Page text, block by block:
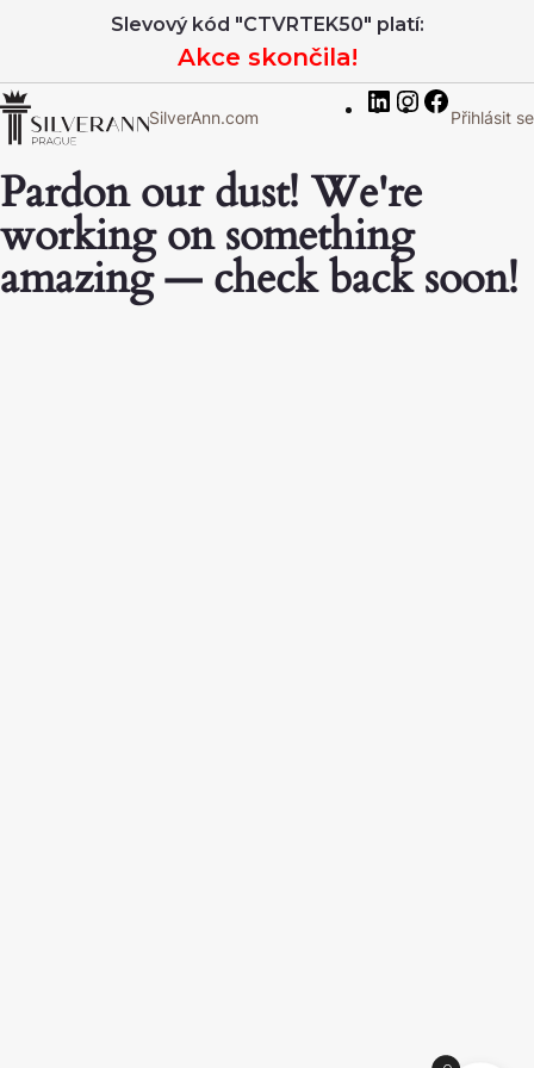
Slevový kód "CTVRTEK50" platí:
Akce skončila!
SilverAnn.com
LinkedIn
Přihlásit se
Pardon our dust! We're
working on something
amazing — check back soon!